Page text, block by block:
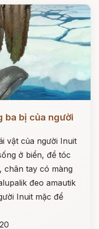
ba bị của người
vật của người Inuit
ở biển, để tóc
chân tay có màng
đeo amautik
Inuit mặc để